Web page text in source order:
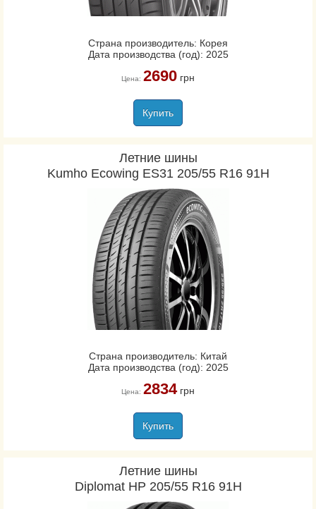
Страна производитель: Корея
Дата производства (год): 2025
Цена: 2690грн
Купить
Летние шины
Kumho Ecowing ES31 205/55 R16 91H
Страна производитель: Китай
Дата производства (год): 2025
Цена: 2834грн
Купить
Летние шины
Diplomat HP 205/55 R16 91H